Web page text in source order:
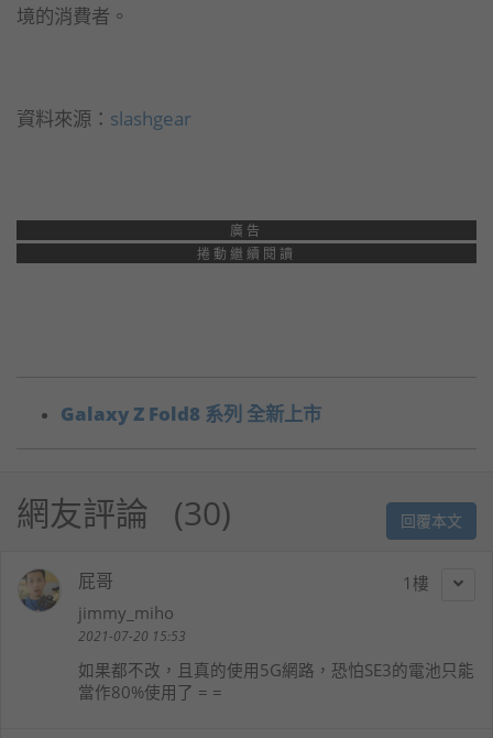
境的消費者。
資料來源： slashgear
廣告
捲動繼續閱讀
Galaxy Z Fold8 系列 全新上市
網友評論 30 回覆本文
1
屁哥
jimmy_miho
2021-07-20 15:53
如果都不改，且真的使用5G網路，恐怕SE3的電池只能
當作80%使用了 = =